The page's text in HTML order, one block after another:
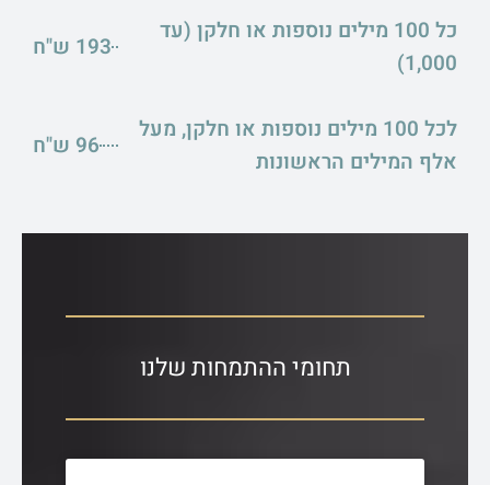
כל 100 מילים נוספות או חלקן (עד
1,000)
193 ש"ח
לכל 100 מילים נוספות או חלקן, מעל
אלף המילים הראשונות
96 ש"ח
תחומי ההתמחות שלנו